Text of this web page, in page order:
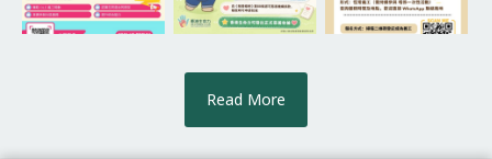
Read More